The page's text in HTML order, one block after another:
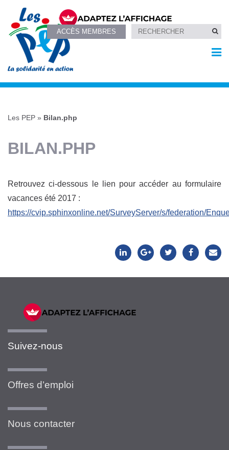
ACCÈS MEMBRES
Les PEP » Bilan.php
BILAN.PHP
Retrouvez ci-dessous le lien pour accéder au formulaire
vacances été 2017 :
https://cvip.sphinxonline.net/SurveyServer/s/federation/
Suivez-nous
Offres d’emploi
Nous contacter